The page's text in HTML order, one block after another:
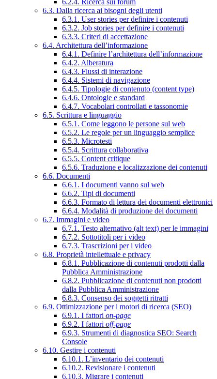
6.3. Dalla ricerca ai bisogni degli utenti
6.3.1. User stories per definire i contenuti
6.3.2. Job stories per definire i contenuti
6.3.3. Criteri di accettazione
6.4. Architettura dell’informazione
6.4.1. Definire l’architettura dell’informazione
6.4.2. Alberatura
6.4.3. Flussi di interazione
6.4.4. Sistemi di navigazione
6.4.5. Tipologie di contenuto (content type)
6.4.6. Ontologie e standard
6.4.7. Vocabolari controllati e tassonomie
6.5. Scrittura e linguaggio
6.5.1. Come leggono le persone sul web
6.5.2. Le regole per un linguaggio semplice
6.5.3. Microtesti
6.5.4. Scrittura collaborativa
6.5.5. Content critique
6.5.6. Traduzione e localizzazione dei contenuti
6.6. Documenti
6.6.1. I documenti vanno sul web
6.6.2. Tipi di documenti
6.6.3. Formato di lettura dei documenti elettronici
6.6.4. Modalità di produzione dei documenti
6.7. Immagini e video
6.7.1. Testo alternativo (alt text) per le immagini
6.7.2. Sottotitoli per i video
6.7.3. Trascrizioni per i video
6.8. Proprietà intellettuale e privacy
6.8.1. Pubblicazione di contenuti prodotti dalla
Pubblica Amministrazione
6.8.2. Pubblicazione di contenuti non prodotti
dalla Pubblica Amministrazione
6.8.3. Consenso dei soggetti ritratti
6.9. Ottimizzazione per i motori di ricerca (SEO)
6.9.1. I fattori on-page
6.9.2. I fattori off-page
6.9.3. Strumenti di diagnostica SEO: Search
Console
6.10. Gestire i contenuti
6.10.1. L’inventario dei contenuti
6.10.2. Revisionare i contenuti
6.10.3. Migrare i contenuti